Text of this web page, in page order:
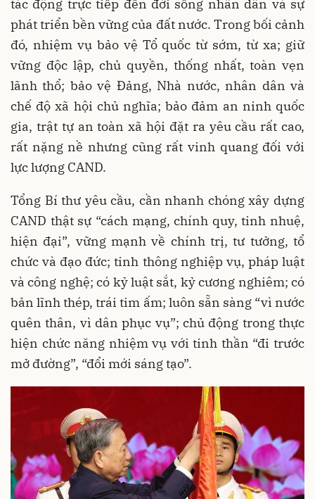
tác động trực tiếp đến đời sống nhân dân và sự
phát triển bền vững của đất nước. Trong bối cảnh
đó, nhiệm vụ bảo vệ Tổ quốc từ sớm, từ xa; giữ
vững độc lập, chủ quyền, thống nhất, toàn vẹn
lãnh thổ; bảo vệ Đảng, Nhà nước, nhân dân và
chế độ xã hội chủ nghĩa; bảo đảm an ninh quốc
gia, trật tự an toàn xã hội đặt ra yêu cầu rất cao,
rất nặng nề nhưng cũng rất vinh quang đối với
lực lượng CAND.
Tổng Bí thư yêu cầu, cần nhanh chóng xây dựng
CAND thật sự “cách mạng, chính quy, tinh nhuệ,
hiện đại”, vững mạnh về chính trị, tư tưởng, tổ
chức và đạo đức; tinh thông nghiệp vụ, pháp luật
và công nghệ; có kỷ luật sắt, kỷ cương nghiêm; có
bản lĩnh thép, trái tim ấm; luôn sẵn sàng “vì nước
quên thân, vì dân phục vụ”; chủ động trong thực
hiện chức năng nhiệm vụ với tinh thần “đi trước
mở đường”, “đổi mới sáng tạo”.